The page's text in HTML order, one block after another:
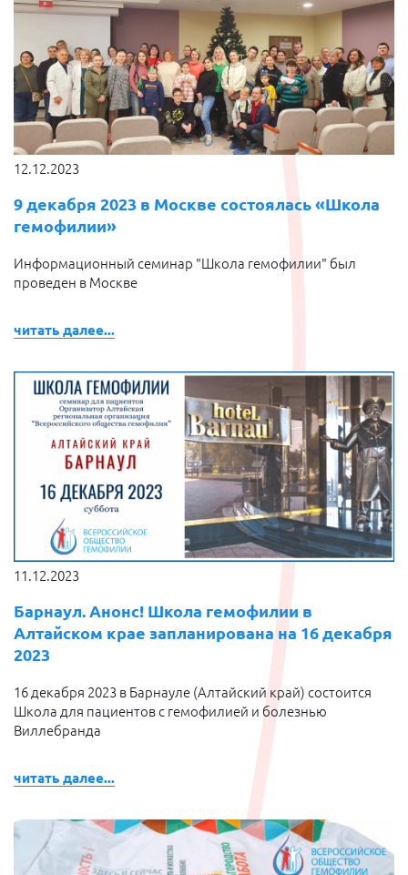
12.12.2023
9 декабря 2023 в Москве состоялась «Школа
гемофилии»
Информационный семинар "Школа гемофилии" был
проведен в Москве
читать далее...
11.12.2023
Барнаул. Анонс! Школа гемофилии в
Алтайском крае запланирована на 16 декабря
2023
16 декабря 2023 в Барнауле (Алтайский край) состоится
Школа для пациентов с гемофилией и болезнью
Виллебранда
читать далее...